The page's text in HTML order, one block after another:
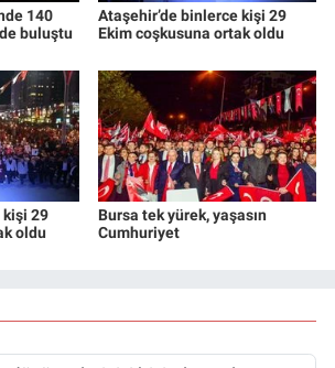
140
buluştu
Ataşehir’de binlerce kişi 29
Ekim coşkusuna ortak oldu
kişi 29
oldu
Bursa tek yürek, yaşasın
Cumhuriyet